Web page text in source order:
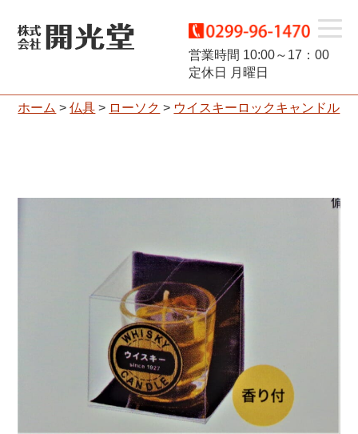
営業時間 10:00～17：00
定休日 月曜日
t
l
g
ホーム >仏具 > ローソク > ウイスキーロックキャンドル